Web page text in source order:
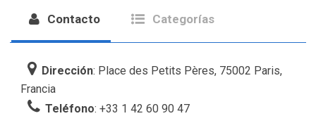
Contacto Categorías
Dirección: Place des Petits Pères, 75002 Paris,
Francia
Teléfono: +33 1 42 60 90 47